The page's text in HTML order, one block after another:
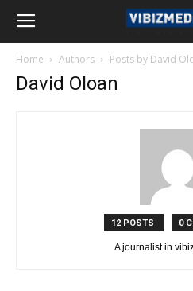
Home Authors Posts by David
David Oloan
12 POSTS 0
A journalist in